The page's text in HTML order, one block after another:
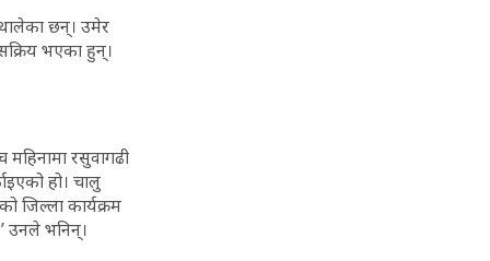
छन्। उमेर
भएका हुन्।
रसुवागढी
हो। चालु
जिल्ला कार्यक्रम
उनले भनिन्।